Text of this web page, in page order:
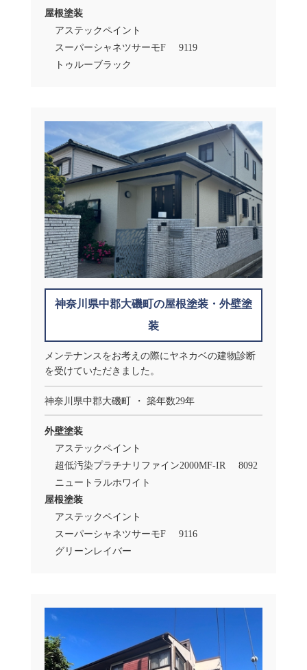
屋根塗装
アステックペイント
スーパーシャネツサーモF
9119
トゥルーブラック
神奈川県中郡大磯町の屋根塗装・外壁塗
装
メンテナンスをお考えの際にヤネカベの建物診断
を受けていただきました。
神奈川県中郡大磯町 築年数29年
外壁塗装
アステックペイント
超低汚染プラチナリファイン2000MF-IR
8092
ニュートラルホワイト
屋根塗装
アステックペイント
スーパーシャネツサーモF
9116
グリーンレイバー